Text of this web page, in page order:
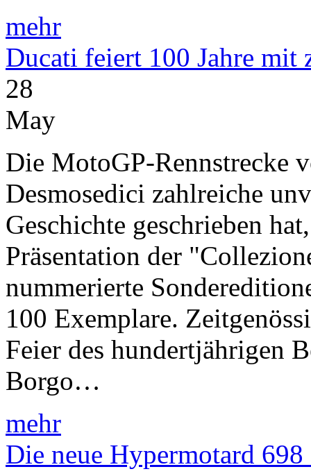
mehr
Ducati feiert 100 Jahre mit
28
May
Die MotoGP-Rennstrecke
Desmosedici zahlreiche
Geschichte geschrieben
Präsentation der
nummerierte
100 Exemplare.
Feier des hundertjährigen
Borgo…
mehr
Die neue Hypermotard